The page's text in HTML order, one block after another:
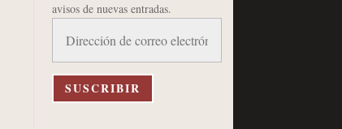
avisos de nuevas entradas.
correo
electrónico
SUSCRIBIR